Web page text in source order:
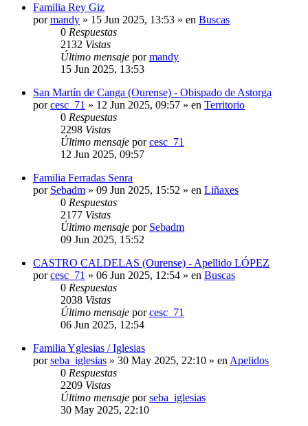
Familia Rey Giz
pormandy » 15 Jun 2025, 13:53 » en Buscas
0 Respuestas
2132 Vistas
Último mensaje pormandy
15 Jun 2025, 13:53
San Martín de Canga (Ourense) - Obispado de Astorga
porcesc_71 » 12 Jun 2025, 09:57 » en Territorio
0 Respuestas
2298 Vistas
Último mensaje porcesc_71
12 Jun 2025, 09:57
Familia Ferradas Senra
por Sebadm » 09 Jun 2025, 15:52 » en Liñaxes
0 Respuestas
2177 Vistas
Último mensaje por Sebadm
09 Jun 2025, 15:52
CASTRO CALDELAS (Ourense) - Apellido LÓPEZ
porcesc_71 » 06 Jun 2025, 12:54 » en Buscas
0 Respuestas
2038 Vistas
Último mensaje porcesc_71
06 Jun 2025, 12:54
Familia Yglesias / Iglesias
porseba_iglesias » 30 May 2025, 22:10 » en Apelidos
0 Respuestas
2209 Vistas
Último mensaje porseba_iglesias
30 May 2025, 22:10